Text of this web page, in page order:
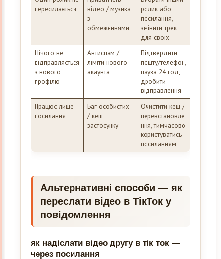
пересилається
відео / музика
з
обмеженнями
ролик або
посилання,
змінити трек
для своїх
Нічого не
відправляється
з нового
профілю
Антиспам /
ліміти нового
акаунта
Підтвердити
пошту/телефон,
пауза 24 год,
дробити
відправлення
Працює лише
посилання
Баг особистих
/ кеш
застосунку
Очистити кеш /
перевстановле
ння, тимчасово
користуватись
посиланням
Альтернативні способи — як
переслати відео в ТікТок у
повідомлення
як надіслати відео другу в тік ток —
через посилання